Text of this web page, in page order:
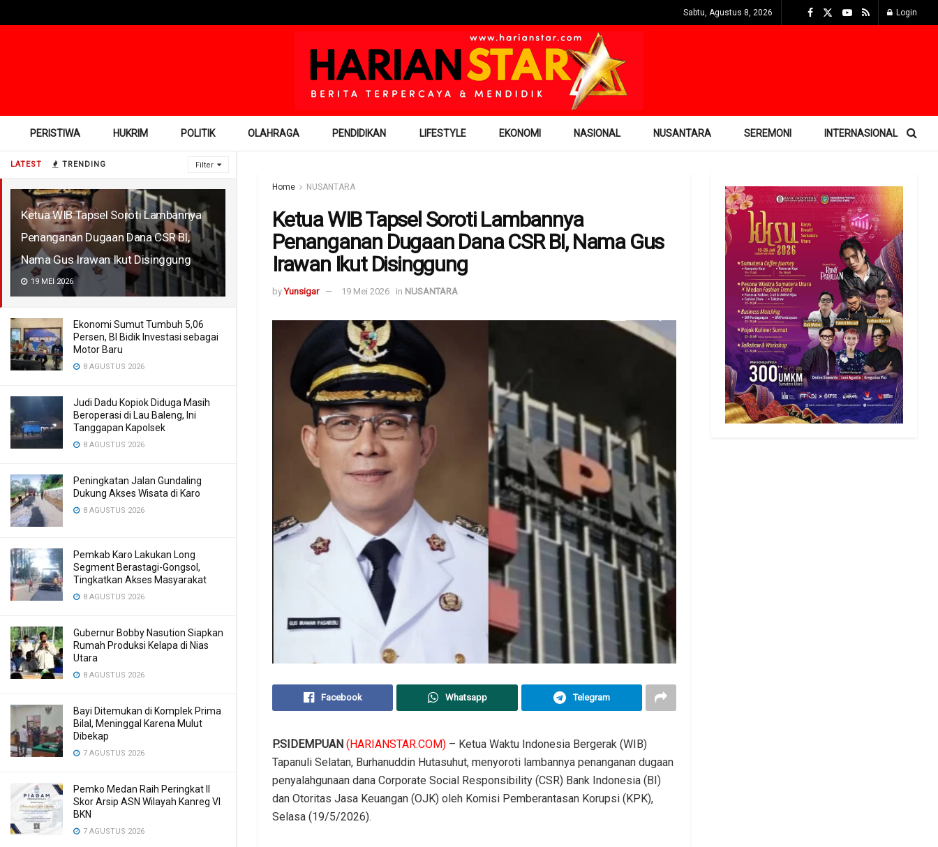
LATEST TRENDING Filter
Ketua WIB Tapsel Soroti Lambannya
Penanganan Dugaan Dana CSR BI,
Nama Gus Irawan Ikut Disinggung
19 MEI 2026
Ekonomi Sumut Tumbuh 5,06
Persen, BI Bidik Investasi sebagai
Motor Baru
8 AGUSTUS 2026
Judi Dadu Kopiok Diduga Masih
Beroperasi di Lau Baleng, Ini
Tanggapan Kapolsek
8 AGUSTUS 2026
Peningkatan Jalan Gundaling
Dukung Akses Wisata di Karo
8 AGUSTUS 2026
Pemkab Karo Lakukan Long
Segment Berastagi-Gongsol,
Tingkatkan Akses Masyarakat
8 AGUSTUS 2026
Gubernur Bobby Nasution Siapkan
Rumah Produksi Kelapa di Nias
Utara
8 AGUSTUS 2026
Bayi Ditemukan di Komplek Prima
Bilal, Meninggal Karena Mulut
Dibekap
7 AGUSTUS 2026
Pemko Medan Raih Peringkat II
Skor Arsip ASN Wilayah Kanreg VI
BKN
7 AGUSTUS 2026
Sabtu, Agustus 8, 2026 Login
PERISTIWA HUKRIM POLITIK OLAHRAGA PENDIDIKAN LIFESTYLE EKONOMI NASIONAL NUSANTARA SEREMONI INTERNASIONAL
Home NUSANTARA
Ketua WIB Tapsel Soroti Lambannya
Penanganan Dugaan Dana CSR BI, Nama Gus
Irawan Ikut Disinggung
by Yunsigar 19 Mei 2026 in NUSANTARA
Facebook Whatsapp Telegram
P.SIDEMPUAN (HARIANSTAR.COM) – Ketua Waktu Indonesia Bergerak (WIB)
Tapanuli Selatan, Burhanuddin Hutasuhut, menyoroti lambannya penanganan dugaan
penyalahgunaan dana Corporate Social Responsibility (CSR) Bank Indonesia (BI)
dan Otoritas Jasa Keuangan (OJK) oleh Komisi Pemberantasan Korupsi (KPK),
Selasa (19/5/2026).